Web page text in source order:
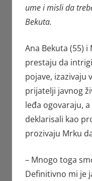
ume i misli da
Bekuta.
Ana Bekuta (55)
prestaju da
pojave, izazivaju
prijatelji javnog
leđa ogovaraju,
deklarisali kao
prozivaju Mrku
– Mnogo toga
Definitivno mi je